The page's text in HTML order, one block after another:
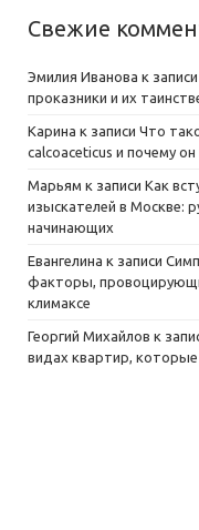
Свежие
Эмилия Иванова к записи
проказники и их
Карина к записи Что
calcoaceticus и почему он
Марьям к записи Как
изыскателей в Москве:
начинающих
Евангелина к записи
факторы,
климаксе
Георгий Михайлов к
видах квартир, которые